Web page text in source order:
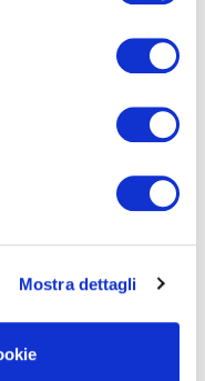
Mostra dettagli